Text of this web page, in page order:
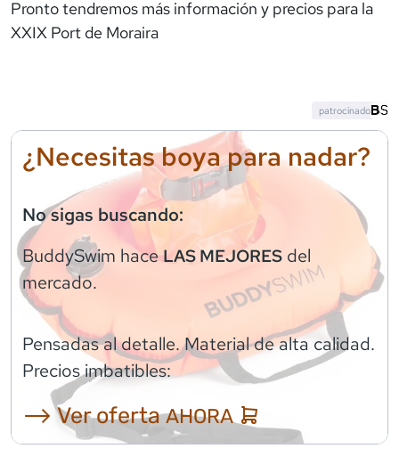
Pronto tendremos más información y precios para la
XXIX Port de Moraira
¿Necesitas boya para nadar?
No sigas buscando:
BuddySwim haceLAS MEJORES del
mercado.
Pensadas al detalle. Material de alta calidad.
Precios imbatibles:
⟶ Ver ofertaAHORA
patrocinado